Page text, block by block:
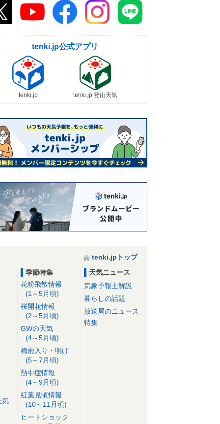
tenki.jp公式アプリ
tenki.jp tenki.jp 登山天気
tenki.jpトップ
気
季節特集
花粉飛散情報
(1～5月頃)
桜開花情報
(2～5月頃)
GWの天気
(4～5月頃)
梅雨入り・明け
(5～7月頃)
熱中症情報
(4～9月頃)
紅葉見頃情報
(10～11月頃)
ヒートショック
天気ニュース
気象予報士解説
暮らしの話題
放送局のニュース
特集